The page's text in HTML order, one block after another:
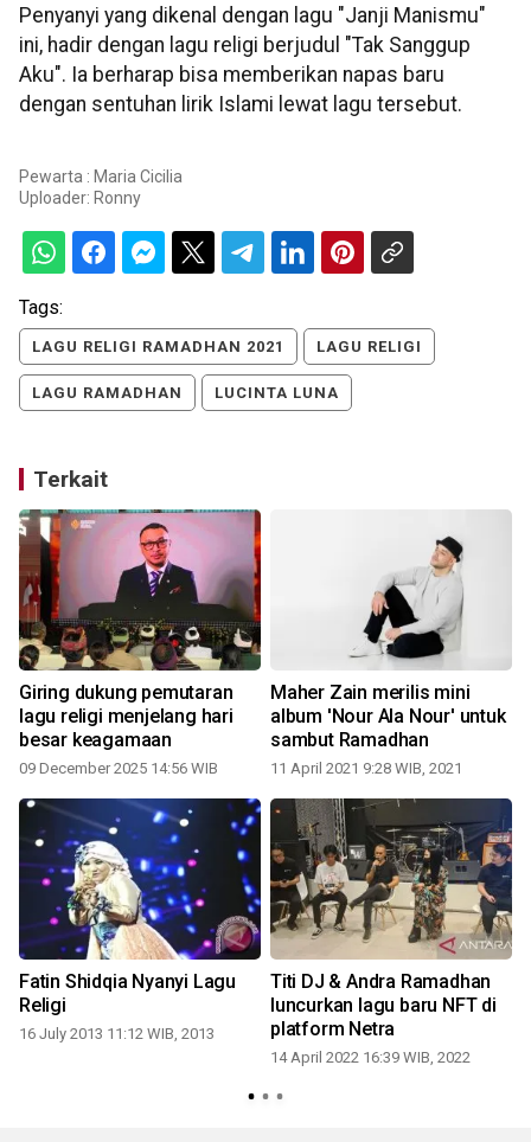
Penyanyi yang dikenal dengan lagu "Janji Manismu"
ini, hadir dengan lagu religi berjudul "Tak Sanggup
Aku". Ia berharap bisa memberikan napas baru
dengan sentuhan lirik Islami lewat lagu tersebut.
Pewarta : Maria Cicilia
Uploader: Ronny
Tags:
LAGU RELIGI RAMADHAN 2021 LAGU RELIGI
LAGU RAMADHAN LUCINTA LUNA
Terkait
Giring dukung pemutaran
lagu religi menjelang hari
besar keagamaan
09 December 2025 14:56 WIB
Maher Zain merilis mini
album 'Nour Ala Nour' untuk
sambut Ramadhan
11 April 2021 9:28 WIB, 2021
Fatin Shidqia Nyanyi Lagu
Religi
16 July 2013 11:12 WIB, 2013
Titi DJ & Andra Ramadhan
luncurkan lagu baru NFT di
platform Netra
14 April 2022 16:39 WIB, 2022